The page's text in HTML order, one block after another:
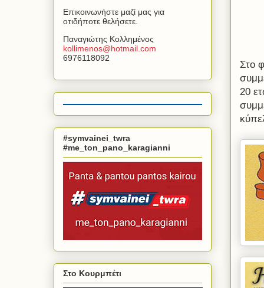
Στο
20
Επικοινωνήστε μαζί μας για
οτιδήποτε θελήσετε.
Παναγιώτης Κολλημένος
kollimenos@hotmail com
6976118092
#symvainei_twra
#me_ton_pano_karagianni
Στο Κουρμπέτι